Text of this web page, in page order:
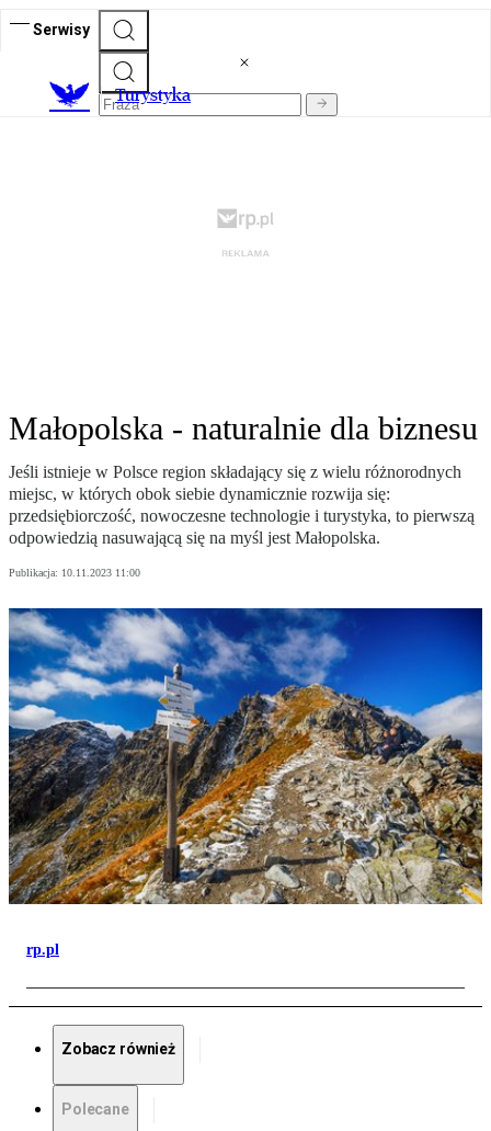
Serwisy
Turystyka
Małopolska - naturalnie dla biznesu
Jeśli istnieje w Polsce region składający się z wielu różnorodnych
miejsc, w których obok siebie dynamicznie rozwija się:
przedsiębiorczość, nowoczesne technologie i turystyka, to pierwszą
odpowiedzią nasuwającą się na myśl jest Małopolska.
Publikacja: 10.11.2023 11:00
rp.pl
Zobacz również
Polecane